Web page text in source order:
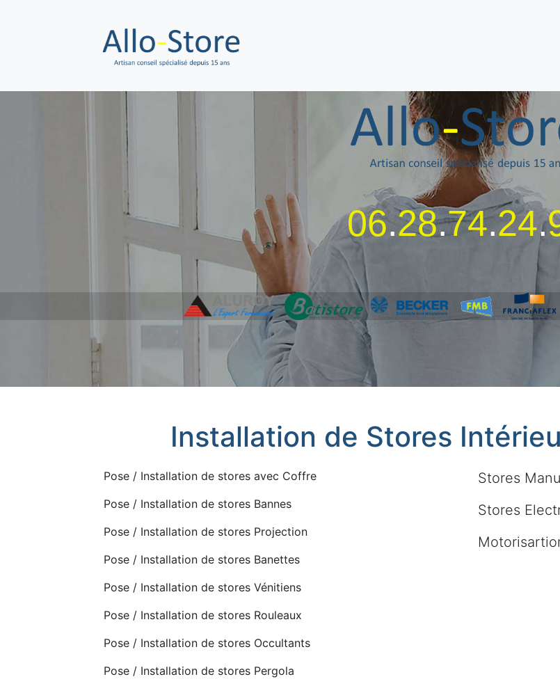
06.28.74.24.
Installation de Stores
Pose / Installation de stores avec Coffre
Pose / Installation de stores Bannes
Pose / Installation de stores Projection
Pose / Installation de stores Banettes
Pose / Installation de stores Vénitiens
Pose / Installation de stores Rouleaux
Pose / Installation de stores Occultants
Pose / Installation de stores Pergola
Stores
Stores